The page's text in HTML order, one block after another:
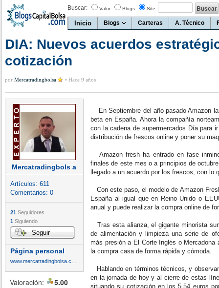
Buscar: Valor Blogs Site
Inicio Blogs Carteras A. Técnico
DIA: Nuevos acuerdos
cotización
por Mercatradingbolsa • Hace 9 años
Mercatradingbols a
Artículos: 611
Comentarios: 0
21 Seguidores
1 Siguiendo
Seguir
Página personal
Valoración:
5.00
En Septiembre del año pasado Amazon
beta en España. Ahora la compañía
con la cadena de supermercados Día para
distribución de frescos online y poner su
Amazon fresh ha entrado en fase
finales de este mes o a principios de
llegado a un acuerdo por los frescos, con lo
Con este paso, el modelo de Amazon
España al igual que en Reino Unido o
anual y puede realizar la compra online de
Tras esta alianza, el gigante minorista
de alimentación y limpieza una serie de
más presión a El Corte Inglés o Mercadona
la compra casa de forma rápida y cómoda.
Hablando en términos técnicos, y
en la jornada de hoy y al cierre de estas
situando su cotización en los 5.54 euros